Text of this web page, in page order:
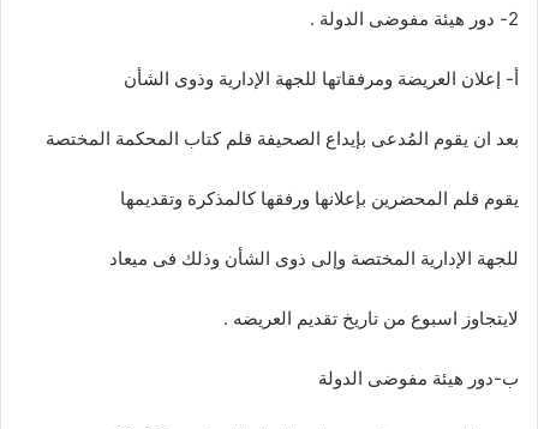
2- دور هيئة مفوضى الدولة .
أ- إعلان العريضة ومرفقاتها للجهة الإدارية وذوى الشأن
بعد ان يقوم المُدعى بإيداع الصحيفة قلم كتاب المحكمة المختصة
يقوم قلم المحضرين بإعلانها ورفقها كالمذكرة وتقديمها
للجهة الإدارية المختصة وإلى ذوى الشأن وذلك فى ميعاد
لايتجاوز اسبوع من تاريخ تقديم العريضه .
ب-دور هيئة مفوضى الدولة